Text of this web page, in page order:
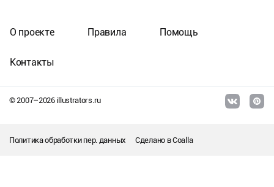
© 2007–2026illustrators.ru
О проекте Правила Помощь
Контакты
Политика обработки пер. данных Сделано вCoalla